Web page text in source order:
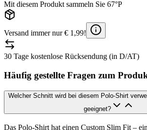
Mit diesem Produkt sammeln Sie 67°P
Versand immer nur € 1,99!
30 Tage kostenlose Rücksendung (in D/AT)
Häufig gestellte Fragen zum
Welcher Schnitt wird bei diesem Polo-Shirt
geeignet?
Das Polo-Shirt hat einen Custom Slim Fit –